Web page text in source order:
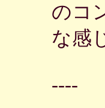
のコ
な感
----